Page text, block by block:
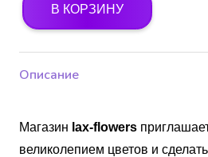
Количество
В КОРЗИНУ
Описание
Магазин lax-flowers
великолепием цветов и